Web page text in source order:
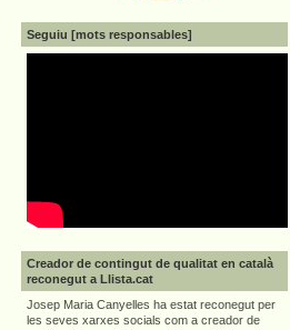
Seguiu [mots responsables]
Creador de contingut de qualitat en català
reconegut a Llista.cat
Josep Maria Canyelles ha estat reconegut per
les seves xarxes socials com a creador de